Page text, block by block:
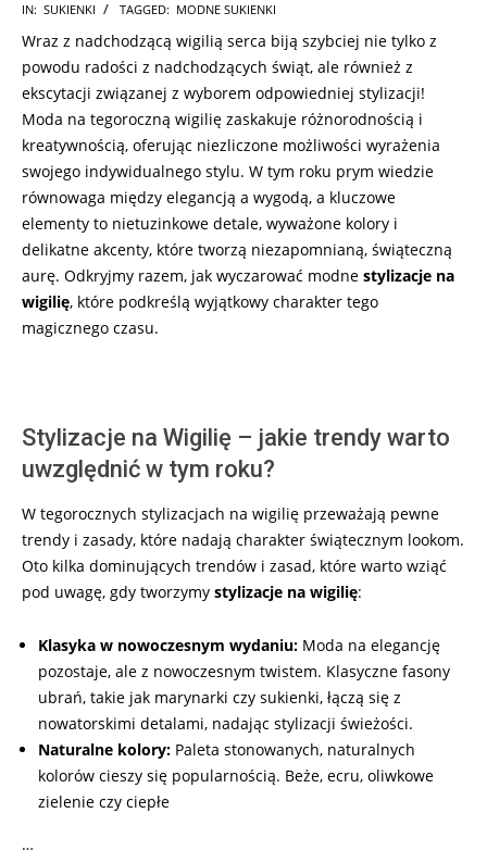
2023-
11-
28
IN: SUKIENKI TAGGED: MODNE SUKIENKI
Wraz z nadchodzącą wigilią serca biją szybciej nie tylko z
powodu radości z nadchodzących świąt, ale również z
ekscytacji związanej z wyborem odpowiedniej stylizacji!
Moda na tegoroczną wigilię zaskakuje różnorodnością i
kreatywnością, oferując niezliczone możliwości wyrażenia
swojego indywidualnego stylu. W tym roku prym wiedzie
równowaga między elegancją a wygodą, a kluczowe
elementy to nietuzinkowe detale, wyważone kolory i
delikatne akcenty, które tworzą niezapomnianą, świąteczną
aurę. Odkryjmy razem, jak wyczarować modne stylizacje na
wigilię, które podkreślą wyjątkowy charakter tego
magicznego czasu.
Stylizacje na Wigilię – jakie trendy warto
uwzględnić w tym roku?
W tegorocznych stylizacjach na wigilię przeważają pewne
trendy i zasady, które nadają charakter świątecznym lookom.
Oto kilka dominujących trendów i zasad, które warto wziąć
pod uwagę, gdy tworzymy stylizacje na wigilię:
Klasyka w nowoczesnym wydaniu: Moda na elegancję
pozostaje, ale z nowoczesnym twistem. Klasyczne fasony
ubrań, takie jak marynarki czy sukienki, łączą się z
nowatorskimi detalami, nadając stylizacji świeżości.
Naturalne kolory: Paleta stonowanych, naturalnych
kolorów cieszy się popularnością. Beże, ecru, oliwkowe
zielenie czy ciepłe
…